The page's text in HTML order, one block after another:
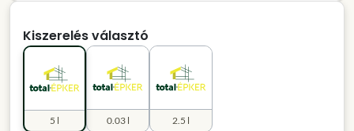
Kiszerelés választó
0.03 l 2.5 l
5 l